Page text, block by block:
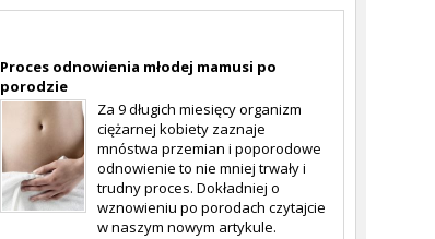
Proces odnowienia młodej mamusi po
porodzie
Za 9 długich miesięcy organizm
ciężarnej kobiety zaznaje
mnóstwa przemian i poporodowe
odnowienie to nie mniej trwały i
trudny proces. Dokładniej o
wznowieniu po porodach czytajcie
w naszym nowym artykule.